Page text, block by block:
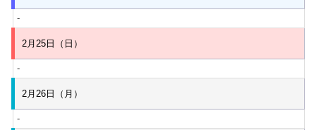
-
2月25日（日）
-
2月26日（月）
-